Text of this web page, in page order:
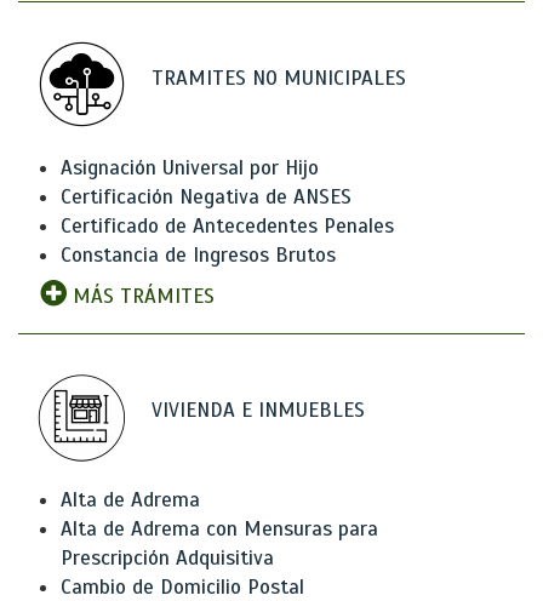
TRAMITES NO MUNICIPALES
Asignación Universal por Hijo
Certificación Negativa de ANSES
Certificado de Antecedentes Penales
Constancia de Ingresos Brutos
MÁS TRÁMITES
VIVIENDA E INMUEBLES
Alta de Adrema
Alta de Adrema con Mensuras para
Prescripción Adquisitiva
Cambio de Domicilio Postal